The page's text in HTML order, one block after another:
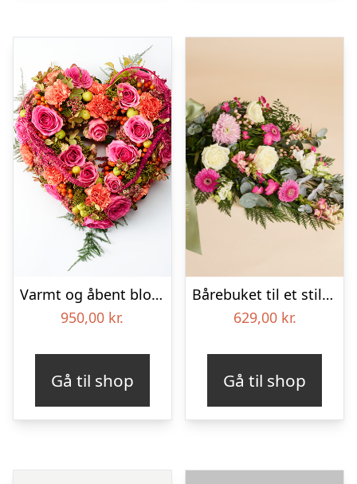
Varmt og åbent blomsterhjerte – Blomster til begravelse
950,00 kr.
Gå til shop
Bårebuket til et stille farvel med bånd
629,00 kr.
Gå til shop